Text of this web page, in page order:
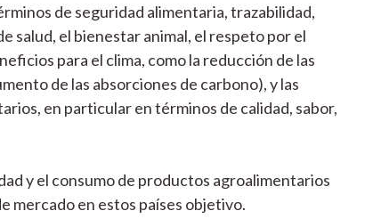
de seguridad alimentaria, trazabilidad,
salud, el bienestar animal, el respeto por el
para el clima, como la reducción de las
de las absorciones de carbono), y las
en particular en términos de calidad, sabor,
y el consumo de productos agroalimentarios
mercado en estos países objetivo.